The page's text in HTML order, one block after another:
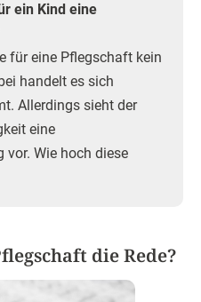
ein Kind eine
für eine Pflegschaft kein
handelt es sich
Allerdings sieht der
eine
Wie hoch diese
die Rede?